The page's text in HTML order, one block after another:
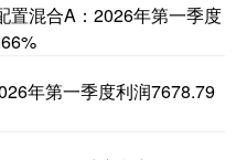
置混合A：2026年第一季度
年第一季度利润7678.79